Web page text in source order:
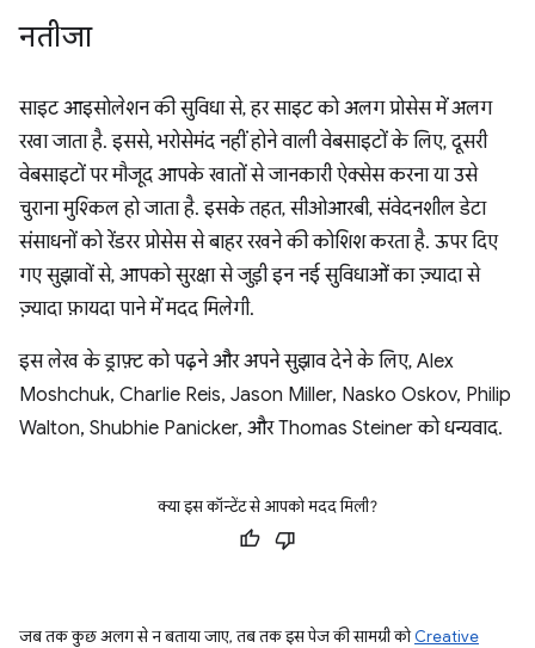
नतीजा
साइट आइसोलेशन की सुविधा से, हर साइट को अलग प्रोसेस में अलग
रखा जाता है. इससे, भरोसेमंद नहीं होने वाली वेबसाइटों के लिए, दूसरी
वेबसाइटों पर मौजूद आपके खातों से जानकारी ऐक्सेस करना या उसे
चुराना मुश्किल हो जाता है. इसके तहत, सीओआरबी, संवेदनशील डेटा
संसाधनों को रेंडरर प्रोसेस से बाहर रखने की कोशिश करता है. ऊपर दिए
गए सुझावों से, आपको सुरक्षा से जुड़ी इन नई सुविधाओं का ज़्यादा से
ज़्यादा फ़ायदा पाने में मदद मिलेगी.
इस लेख के ड्राफ़्ट को पढ़ने और अपने सुझाव देने के लिए, Alex
Moshchuk, Charlie Reis, Jason Miller, Nasko Oskov, Philip
Walton, Shubhie Panicker, और Thomas Steiner को धन्यवाद.
क्या इस कॉन्टेंट से आपको मदद मिली?
जब तक कुछ अलग से न बताया जाए, तब तक इस पेज की सामग्री कोCreative